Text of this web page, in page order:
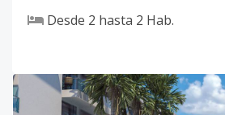
Desde 2 hasta 2 Hab.